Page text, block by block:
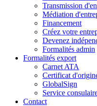
Transmission
Médiation
Financement
Créez votre
Devenez
Formalités admin
Formalités export
Carnet ATA
Certificat
GlobalSign
Service
Contact